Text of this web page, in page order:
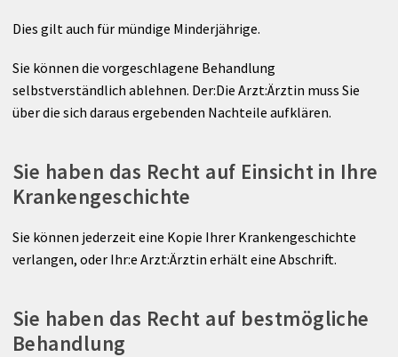
Dies gilt auch für mündige Minderjährige.
Sie können die vorgeschlagene Behandlung
selbstverständlich ablehnen. Der:Die Arzt:Ärztin muss Sie
über die sich daraus ergebenden Nachteile aufklären.
Sie haben das Recht auf Einsicht in Ihre
Krankengeschichte
Sie können jederzeit eine Kopie Ihrer Krankengeschichte
verlangen, oder Ihr:e Arzt:Ärztin erhält eine Abschrift.
Sie haben das Recht auf bestmögliche
Behandlung